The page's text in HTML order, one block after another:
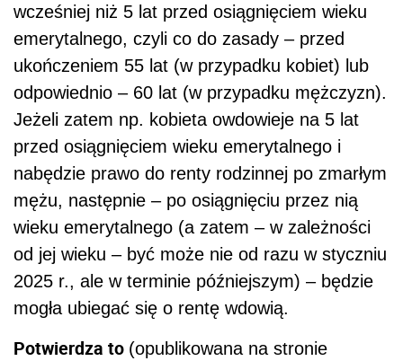
wcześniej niż 5 lat przed osiągnięciem wieku
emerytalnego, czyli co do zasady – przed
ukończeniem 55 lat (w przypadku kobiet) lub
odpowiednio – 60 lat (w przypadku mężczyzn).
Jeżeli zatem np. kobieta owdowieje na 5 lat
przed osiągnięciem wieku emerytalnego i
nabędzie prawo do renty rodzinnej po zmarłym
mężu, następnie – po osiągnięciu przez nią
wieku emerytalnego (a zatem – w zależności
od jej wieku – być może nie od razu w styczniu
2025 r., ale w terminie późniejszym) – będzie
mogła ubiegać się o rentę wdowią.
Potwierdza to (opublikowana na stronie